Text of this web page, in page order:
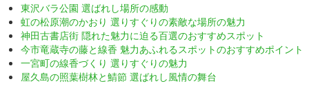
東沢バラ公園 選ばれし場所の感動
虹の松原潮のかおり 選りすぐりの素敵な場所の魅力
神田古書店街 隠れた魅力に迫る百選のおすすめスポット
今市竜蔵寺の藤と線香 魅力あふれるスポットのおすすめポイント
一宮町の線香づくり 選りすぐりの魅力
屋久島の照葉樹林と鯖節 選ばれし風情の舞台